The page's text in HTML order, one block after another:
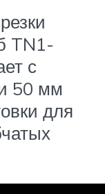
TN1-
с
50 мм
для